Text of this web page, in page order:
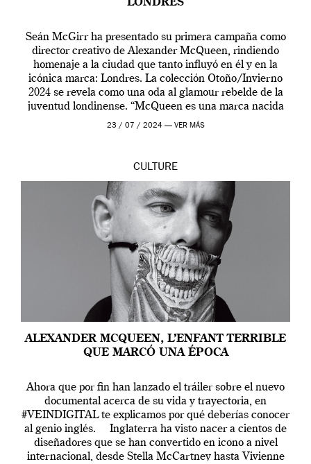
LONDRES
Seán McGirr ha presentado su primera campaña como
director creativo de Alexander McQueen, rindiendo
homenaje a la ciudad que tanto influyó en él y en la
icónica marca: Londres. La colección Otoño/Invierno
2024 se revela como una oda al glamour rebelde de la
juventud londinense. “McQueen es una marca nacida
en Londres y siempre ha […]
23 / 07 / 2024 — VER MÁS
CULTURE
ALEXANDER MCQUEEN, L’ENFANT TERRIBLE
QUE MARCÓ UNA ÉPOCA
Ahora que por fin han lanzado el tráiler sobre el nuevo
documental acerca de su vida y trayectoria, en
#VEINDIGITAL te explicamos por qué deberías conocer
al genio inglés. Inglaterra ha visto nacer a cientos de
diseñadores que se han convertido en icono a nivel
internacional, desde Stella McCartney hasta Vivienne